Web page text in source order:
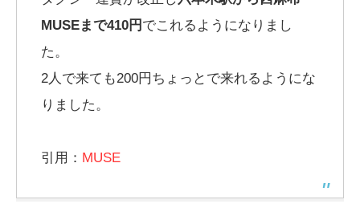
MUSEまで410円 でこれるようになりまし
た。
2人で来ても200円ちょっとで来れるようにな
りました。
引用： MUSE